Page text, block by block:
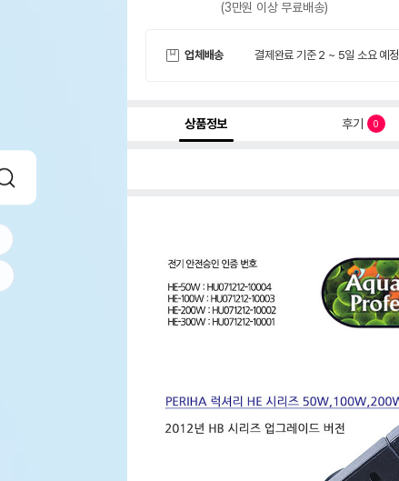
(3만원 이상 무료배송)
업체배송 결제완료 기준 2 ~ 5일 소요 예정
상품정보 후기 0